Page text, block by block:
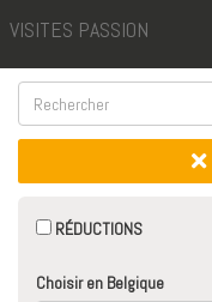
VISITES PASSION
RÉDUCTIONS
Choisir en Belgique